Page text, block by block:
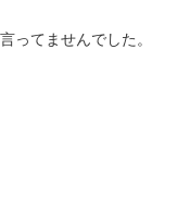
ってませんでした。